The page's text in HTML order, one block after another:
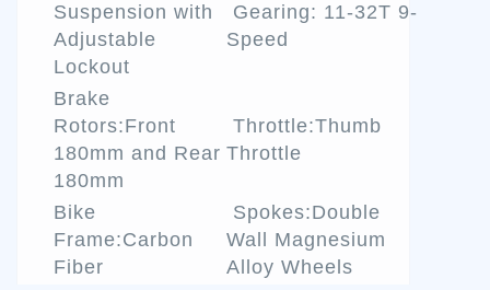
Suspension with
Adjustable
Lockout
Gearing: 11-32T 9-
Speed
Brake
Rotors:Front
180mm and Rear
180mm
Throttle:Thumb
Throttle
Bike
Frame:Carbon
Fiber
Spokes:Double
Wall Magnesium
Alloy Wheels